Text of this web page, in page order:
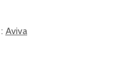
Aviva